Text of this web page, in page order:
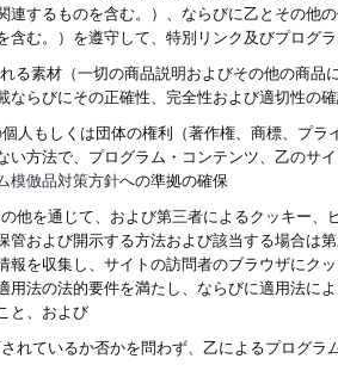
連するものを含む。）、ならびに乙とその他
含む。）を遵守して、特別リンク及びプログ
る素材（一切の商品説明およびその他の商
ならびにその正確性、完全性および適切性の
人もしくは団体の権利（著作権、商標、プ
い方法で、プログラム・コンテンツ、乙のサ
模倣品対策方針への準拠の確保
他を通じて、および第三者によるクッキー
管および開示する方法および該当する場合は
報を収集し、サイトの訪問者のブラウザにク
用法の法的要件を満たし、ならびに適用法に
と、および
れているか否かを問わず、乙によるプログ